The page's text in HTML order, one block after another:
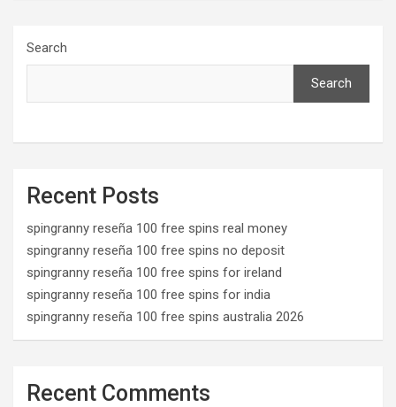
Search
Search
Recent Posts
spingranny reseña 100 free spins real money
spingranny reseña 100 free spins no deposit
spingranny reseña 100 free spins for ireland
spingranny reseña 100 free spins for india
spingranny reseña 100 free spins australia 2026
Recent Comments